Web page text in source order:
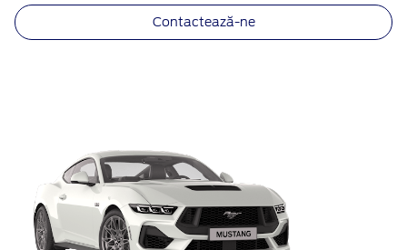
Contactează-ne